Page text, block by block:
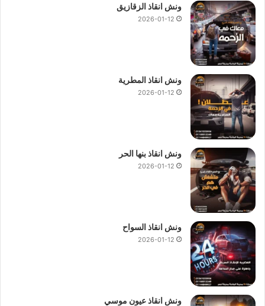
ونش انقاذ الزقازيق
2026-01-12
ونش انقاذ المطرية
2026-01-12
ونش انقاذ بنها الحر
2026-01-12
ونش انقاذ السواح
2026-01-12
ونش انقاذ عيون موسي